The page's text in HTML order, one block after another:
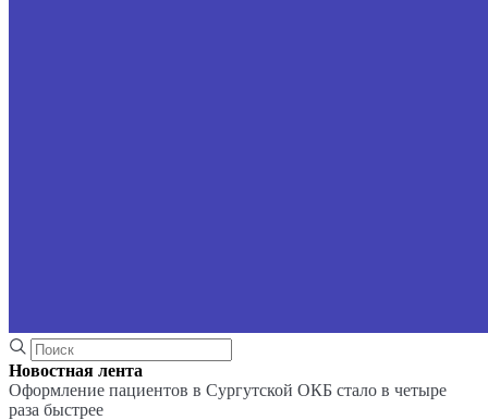
Новостная лента
Оформление пациентов в Сургутской ОКБ стало в четыре
раза быстрее